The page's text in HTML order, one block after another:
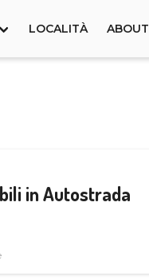
LOCALITÀ ABOUT
in Autostrada